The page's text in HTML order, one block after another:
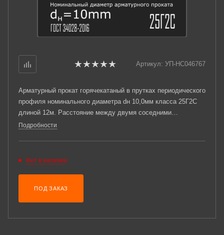
Артикул: УП-НС046767
Арматурный прокат горячекатаный в прутках периодического
профиля номинального диаметра dн 10,0мм класса 25Г2С
длиной 12м. Расстояние между двумя соседними
поперечными ребрами измеренное вдоль оси проката t =
Подробности
Нет в наличии
ПОД ЗАКАЗ